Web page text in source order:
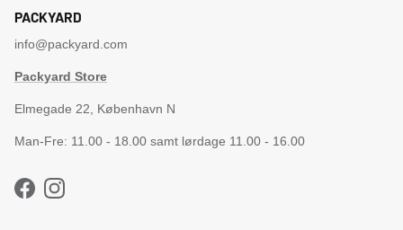
PACKYARD
info@packyard.com
Packyard Store
Elmegade 22, København N
Man-Fre: 11.00 - 18.00 samt lørdage 11.00 - 16.00
FacebookInstagram